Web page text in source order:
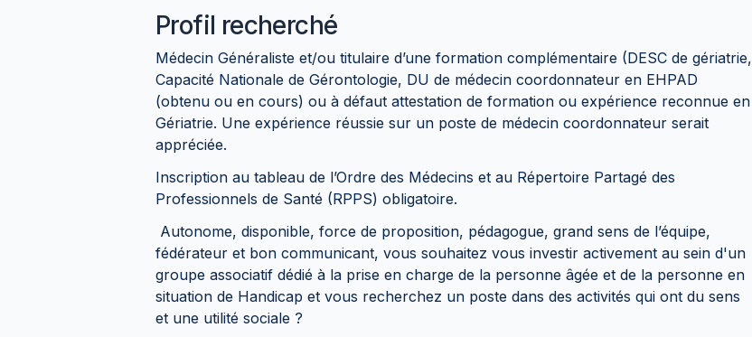
Profil recherché
Médecin Généraliste et/ou titulaire d’une formation complémentaire (DESC de gériatrie,
Capacité Nationale de Gérontologie, DU de médecin coordonnateur en EHPAD
(obtenu ou en cours) ou à défaut attestation de formation ou expérience reconnue en
Gériatrie. Une expérience réussie sur un poste de médecin coordonnateur serait
appréciée.
Inscription au tableau de l’Ordre des Médecins et au Répertoire Partagé des
Professionnels de Santé (RPPS) obligatoire.
Autonome, disponible, force de proposition, pédagogue, grand sens de l’équipe,
fédérateur et bon communicant, vous souhaitez vous investir activement au sein d'un
groupe associatif dédié à la prise en charge de la personne âgée et de la personne en
situation de Handicap et vous recherchez un poste dans des activités qui ont du sens
et une utilité sociale ?